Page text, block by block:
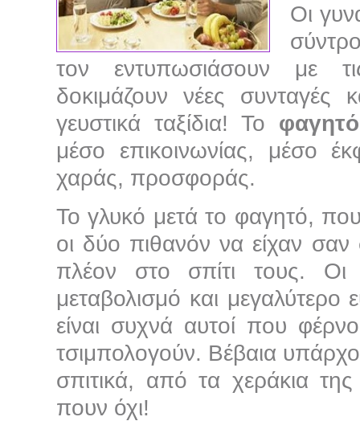
Οι
τον εντυπωσιάσουν με
δοκιμάζουν νέες
γευστικά ταξίδια! Το φαγητό
μέσο επικοινωνίας, μέσο
χαράς, προσφοράς.
Το γλυκό μετά το φαγητό, που
οι δύο πιθανόν να είχαν σαν
πλέον στο σπίτι τους. Οι
μεταβολισμό και
είναι συχνά αυτοί που
τσιμπολογούν. Βέβαια
σπιτικά, από τα χεράκια
πουν όχι!